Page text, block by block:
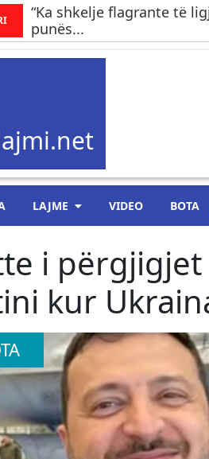
“Ka shkelje flagrante të
punës...
LAJME VIDEO BOTA
i
kur